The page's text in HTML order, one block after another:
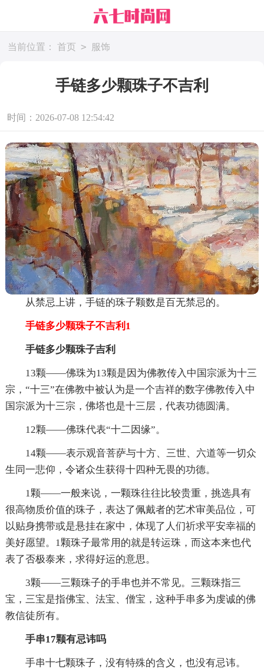
当前位置： 首页 > 服饰
手链多少颗珠子不吉利
时间：2026-07-08 12:54:42
从禁忌上讲，手链的珠子颗数是百无禁忌的。
手链多少颗珠子不吉利1
手链多少颗珠子吉利
13颗——佛珠为13颗是因为佛教传入中国宗派为十三
宗，“十三”在佛教中被认为是一个吉祥的数字佛教传入中
国宗派为十三宗，佛塔也是十三层，代表功德圆满。
12颗——佛珠代表“十二因缘”。
14颗——表示观音菩萨与十方、三世、六道等一切众
生同一悲仰，令诸众生获得十四种无畏的功德。
1颗——一般来说，一颗珠往往比较贵重，挑选具有
很高物质价值的珠子，表达了佩戴者的艺术审美品位，可
以贴身携带或是悬挂在家中，体现了人们祈求平安幸福的
美好愿望。1颗珠子最常用的就是转运珠，而这本来也代
表了否极泰来，求得好运的意思。
3颗——三颗珠子的手串也并不常见。三颗珠指三
宝，三宝是指佛宝、法宝、僧宝，这种手串多为虔诚的佛
教信徒所有。
手串17颗有忌讳吗
手串十七颗珠子，没有特殊的含义，也没有忌讳。